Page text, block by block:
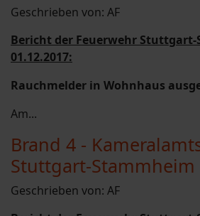
Geschrieben von: AF
Bericht der Feuerwehr
01.12.2017:
Rauchmelder in Wohnhaus
Am...
Brand 4 -
Stuttgart-Stammheim
Geschrieben von: AF